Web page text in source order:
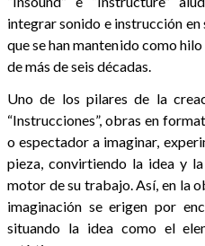
integrar sonido e instrucción
que se han mantenido como
de más de seis décadas.
Uno de los pilares de la
“Instrucciones”, obras en
o espectador a imaginar,
pieza, convirtiendo la idea y
motor de su trabajo. Así, en la
imaginación se erigen por
situando la idea como el